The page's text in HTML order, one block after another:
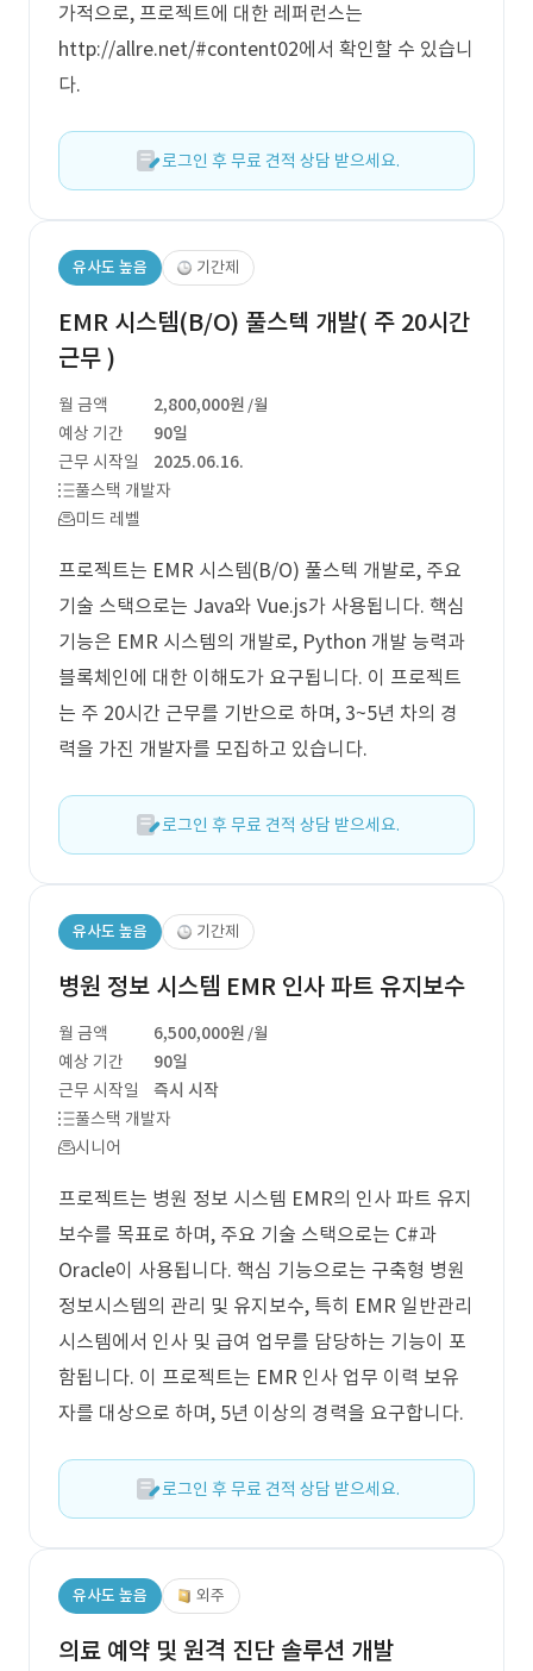
가적으로, 프로젝트에 대한 레퍼런스는
http://allre.net/#content02에서 확인할 수 있습니
다.
로그인 후 무료 견적 상담 받으세요.
유사도 높음 기간제
EMR 시스템(B/O) 풀스텍 개발( 주 20시간
근무 )
월 금액 2,800,000원 /월
예상 기간
90일
근무 시작일
2025.06.16.
풀스택 개발자
미드 레벨
프로젝트는 EMR 시스템(B/O) 풀스텍 개발로, 주요
기술 스택으로는 Java와 Vue.js가 사용됩니다. 핵심
기능은 EMR 시스템의 개발로, Python 개발 능력과
블록체인에 대한 이해도가 요구됩니다. 이 프로젝트
는 주 20시간 근무를 기반으로 하며, 3~5년 차의 경
력을 가진 개발자를 모집하고 있습니다.
로그인 후 무료 견적 상담 받으세요.
유사도 높음 기간제
병원 정보 시스템 EMR 인사 파트 유지보수
월 금액 6,500,000원 /월
예상 기간
90일
근무 시작일
즉시 시작
풀스택 개발자
시니어
프로젝트는 병원 정보 시스템 EMR의 인사 파트 유지
보수를 목표로 하며, 주요 기술 스택으로는 C#과
Oracle이 사용됩니다. 핵심 기능으로는 구축형 병원
정보시스템의 관리 및 유지보수, 특히 EMR 일반관리
시스템에서 인사 및 급여 업무를 담당하는 기능이 포
함됩니다. 이 프로젝트는 EMR 인사 업무 이력 보유
자를 대상으로 하며, 5년 이상의 경력을 요구합니다.
로그인 후 무료 견적 상담 받으세요.
유사도 높음 외주
의료 예약 및 원격 진단 솔루션 개발